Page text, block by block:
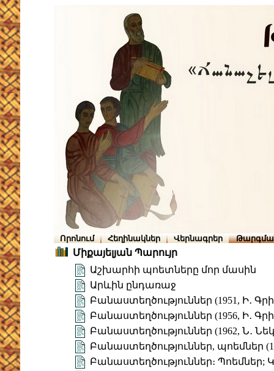
Որոնում Հեղինակներ Վերնագրեր
Միքայելյան Պարույր
Աշխարհի պոետները մոր մասին
Արևին ընդառաջ
Բանաստեղծություններ (1951, Ի․
Բանաստեղծություններ (1956, Ի․
Բանաստեղծություններ (1962, Ն․
Բանաստեղծություններ, պոեմներ
Բանաստեղծություններ։